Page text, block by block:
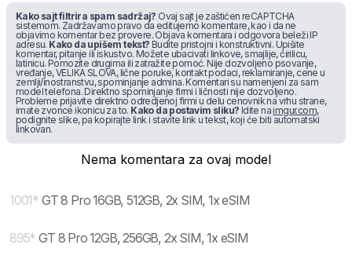
Kako sajt filtrira spam sadržaj? Ovaj sajt je zaštićen reCAPTCHA
sistemom. Zadržavamo pravo da editujemo komentare, kao i da ne
objavimo komentar bez provere. Objava komentara i odgovora beleži IP
adresu. Kako da upišem tekst? Budite pristojni i konstruktivni. Upišite
komentar, pitanje ili iskustvo. Možete ubacivati linkove, smajlije, ćirilicu,
latinicu. Pomozite drugima ili zatražite pomoć. Nije dozvoljeno psovanje,
vređanje, VELIKA SLOVA, lične poruke, kontakt podaci, reklamiranje, cene u
zemlji/inostranstvu, spominjanje admina. Komentari su namenjeni za sam
model telefona. Direktno spominjanje firmi i ličnosti nije dozvoljeno.
Probleme prijavite direktno odredjenoj firmi u delu cenovnik na vrhu strane,
imate zvonce ikonicu za to. Kako da postavim sliku? Idite na imgur.com,
podignite slike, pa kopirajte link i stavite link u tekst, koji će biti automatski
linkovan.
Nema komentara za ovaj model
1001* GT 8 Pro 16GB, 512GB, 2x SIM, 1x eSIM
895* GT 8 Pro 12GB, 256GB, 2x SIM, 1x eSIM